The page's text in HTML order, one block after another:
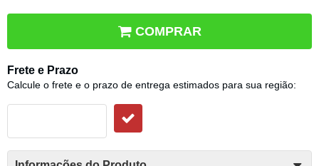
COMPRAR
Frete e Prazo
Calcule o frete e o prazo de entrega estimados para sua região: